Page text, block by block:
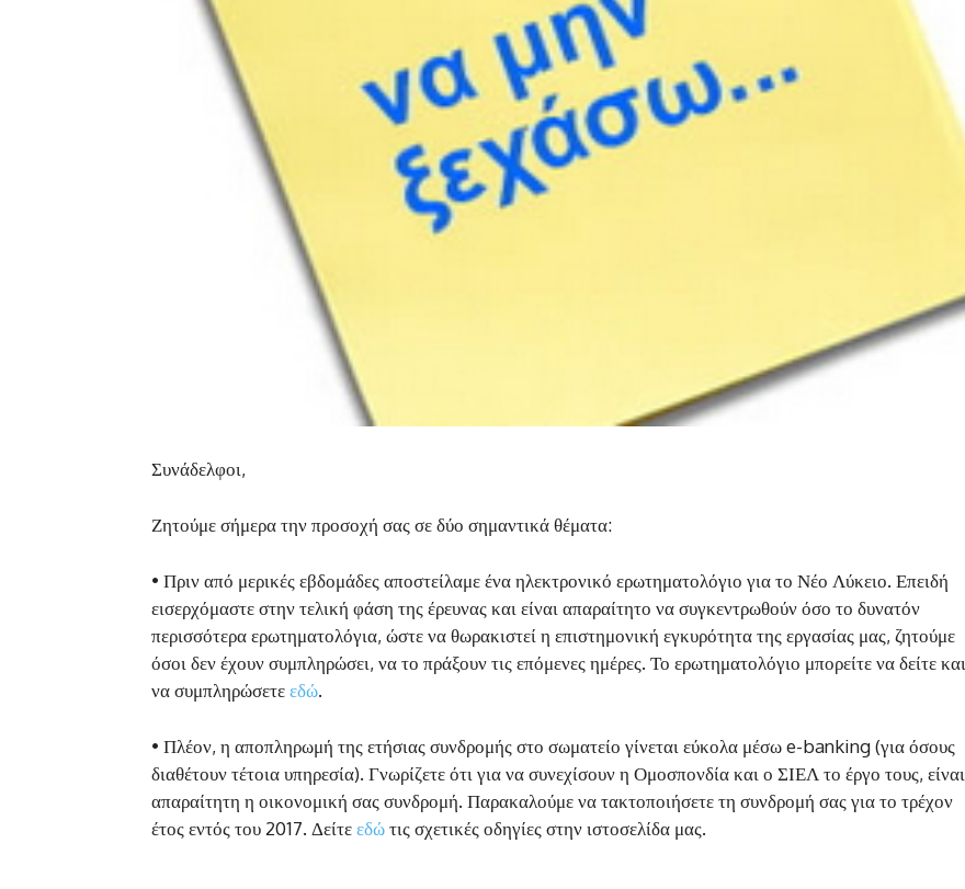
Συνάδελφοι,
Ζητούμε σήμερα την προσοχή σας σε δύο σημαντικά θέματα:
• Πριν από μερικές εβδομάδες αποστείλαμε ένα ηλεκτρονικό ερωτηματολόγιο για το Νέο Λύκειο. Επειδή
εισερχόμαστε στην τελική φάση της έρευνας και είναι απαραίτητο να συγκεντρωθούν όσο το δυνατόν
περισσότερα ερωτηματολόγια, ώστε να θωρακιστεί η επιστημονική εγκυρότητα της εργασίας μας, ζητούμε
όσοι δεν έχουν συμπληρώσει, να το πράξουν τις επόμενες ημέρες. Το ερωτηματολόγιο μπορείτε να δείτε και
να συμπληρώσετεεδώ.
• Πλέον, η αποπληρωμή της ετήσιας συνδρομής στο σωματείο γίνεται εύκολα μέσω e-banking (για όσους
διαθέτουν τέτοια υπηρεσία). Γνωρίζετε ότι για να συνεχίσουν η Ομοσπονδία και ο ΣΙΕΛ το έργο τους, είναι
απαραίτητη η οικονομική σας συνδρομή. Παρακαλούμε να τακτοποιήσετε τη συνδρομή σας για το τρέχον
έτος εντός του 2017. Δείτεεδώτις σχετικές οδηγίες στην ιστοσελίδα μας.